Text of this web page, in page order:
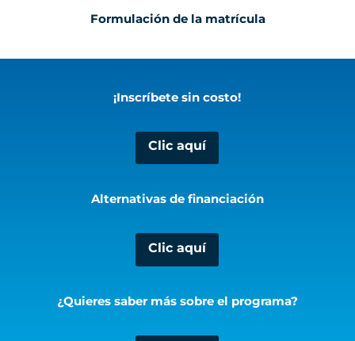
Formulación de la matrícula
¡Inscríbete sin costo!
Clic aquí
Alternativas de financiación
Clic aquí
¿Quieres saber más sobre el programa?